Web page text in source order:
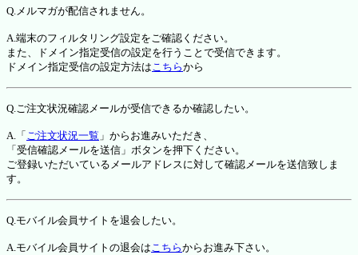
Q.メルマガが配信されません。
A.端末のフィルタリング設定をご確認ください。
また、ドメイン指定受信の設定を行うことで受信できます。
ドメイン指定受信の設定方法はこちらから
Q.ご注文状況確認メールが受信できるか確認したい。
A.「 ご注文状況一覧 」からお進みいただき、
「受信確認メールを送信」ボタンを押下ください。
ご登録いただいているメールアドレスに対して確認メールを送信致しま
す。
Q.モバイル会員サイトを退会したい。
A.モバイル会員サイトの退会はこちらからお進み下さい。